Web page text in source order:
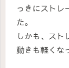
っきにストレ
た。
しかも、スト
動きも軽くな